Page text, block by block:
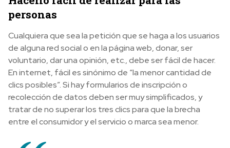
personas
Cualquiera que sea la petición que se haga a los usuarios
de alguna red social o en la página web, donar, ser
voluntario, dar una opinión, etc., debe ser fácil de hacer.
En internet, fácil es sinónimo de “la menor cantidad de
clics posibles”. Si hay formularios de inscripción o
recolección de datos deben ser muy simplificados, y
tratar de no superar los tres clics para que la brecha
entre el consumidor y el servicio o marca sea menor.